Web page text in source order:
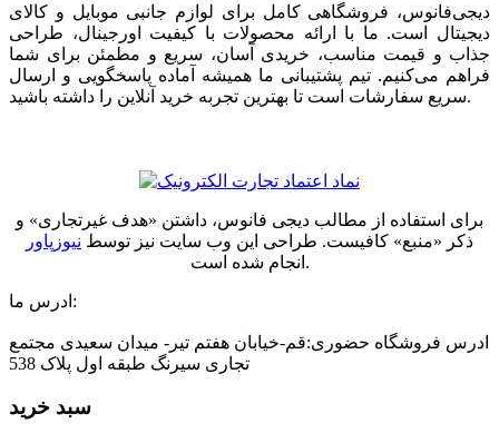
دیجی‌فانوس، فروشگاهی کامل برای لوازم جانبی موبایل و کالای
دیجیتال است. ما با ارائه محصولات با کیفیت اورجینال، طراحی
جذاب و قیمت مناسب، خریدی آسان، سریع و مطمئن برای شما
فراهم می‌کنیم. تیم پشتیبانی ما همیشه آماده پاسخگویی و ارسال
سریع سفارشات است تا بهترین تجربه خرید آنلاین را داشته باشید.
برای استفاده از مطالب دیجی فانوس، داشتن «هدف غیرتجاری» و
ذکر «منبع» کافیست. طراحی این وب سایت نیز توسط نیوزپاور
انجام شده است.
ادرس ما:
ادرس فروشگاه حضوری:قم-خیابان هفتم تیر- میدان سعیدی مجتمع
تجاری سیرنگ طبقه اول پلاک 538
سبد خرید